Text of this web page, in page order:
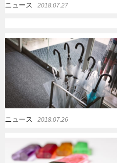
ニュース 2018.07.27
ニュース 2018.07.26